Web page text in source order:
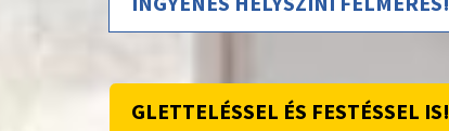
GLETTELÉSSEL ÉS FESTÉSSEL IS!